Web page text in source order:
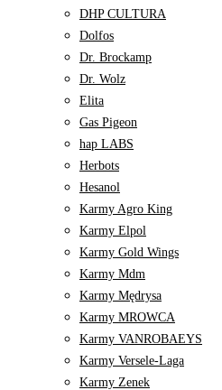
DHP CULTURA
Dolfos
Dr. Brockamp
Dr. Wolz
Elita
Gas Pigeon
hap LABS
Herbots
Hesanol
Karmy Agro King
Karmy Elpol
Karmy Gold Wings
Karmy Mdm
Karmy Mędrysa
Karmy MROWCA
Karmy VANROBAEYS
Karmy Versele-Laga
Karmy Zenek